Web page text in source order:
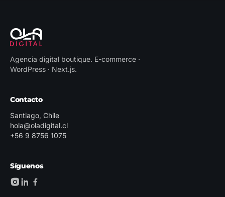
Agencia digital boutique. E-commerce ·
WordPress · Next.js.
Contacto
Santiago, Chile
hola@oladigital.cl
+56 9 8756 1075
Síguenos